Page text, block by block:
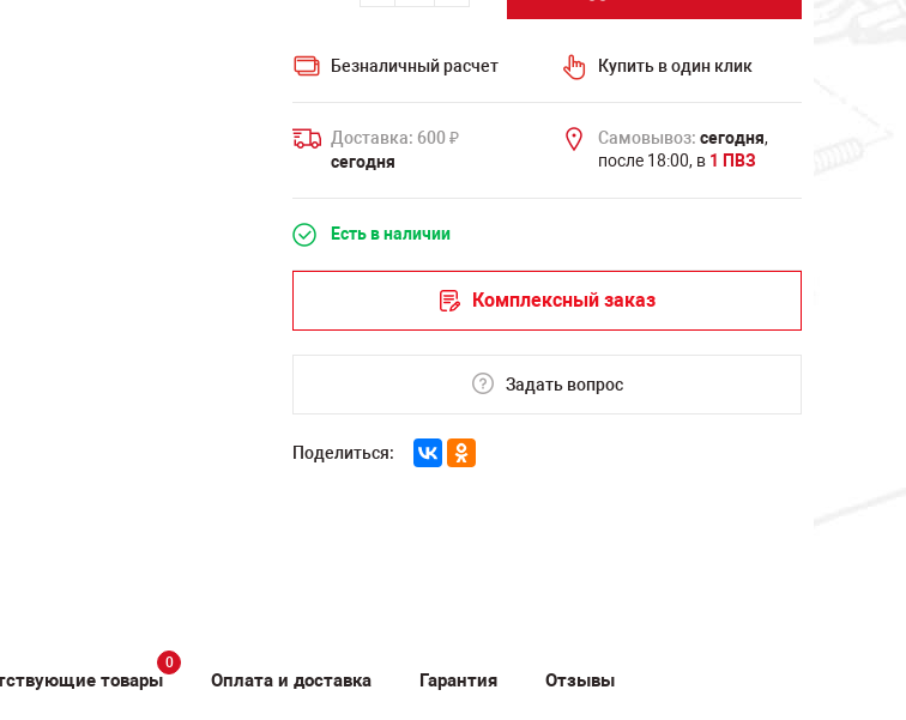
Безналичный расчет Купить в один клик
Доставка: 600 ₽
сегодня
Самовывоз: сегодня,
после 18:00, в 1 ПВЗ
Есть в наличии
Комплексный заказ
Задать вопрос
Поделиться:
товары
0
Оплата и доставка Гарантия Отзывы